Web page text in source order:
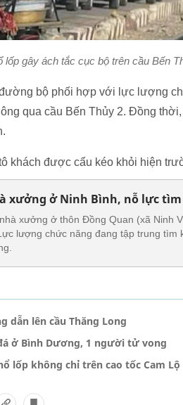
lốp gây ách tắc cục bộ trên cầu Bến
bộ phối hợp với lực lượng
qua cầu Bến Thủy 2. Đồng
khách được cẩu kéo khỏi hiện
xưởng ở Ninh Bình, nỗ lực
xưởng ở thôn Đồng Quan (xã Ninh
lượng chức năng đang tập trung tìm
dẫn lên cầu Thăng Long
ở Bình Dương, 1 người tử vong
lốp không chỉ trên cao tốc Cam Lộ